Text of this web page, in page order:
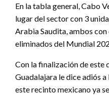
En la tabla general, Cabo
lugar del sector con 3
Arabia Saudita, ambos
eliminados del Mundial
Con la finalización de este
Guadalajara le dice adiós
este recinto mexicano ya